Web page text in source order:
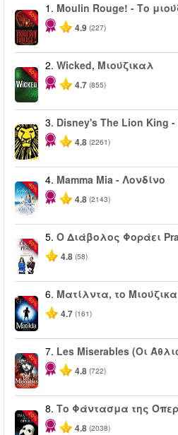
-50%
1. Moulin Rouge! - Το
4.9 (227)
-50%
2. Wicked, Μιούζικαλ
4.7 (855)
3. Disney's The Lion King
4.8 (2261)
-40%
4. Mamma Mia - Λονδίνο
4.8 (2143)
-50%
5. Ο Διάβολος Φοράει
4.8 (58)
-50%
6. Ματίλντα, το
4.7 (161)
-40%
7. Les Miserables (Οι
4.8 (722)
-20%
8. Το Φάντασμα της
4.8 (2038)